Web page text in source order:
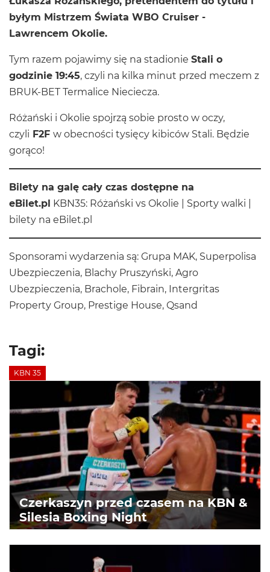
byłym Mistrzem Świata WBO Cruiser -
Lawrencem Okolie.
Tym razem pojawimy się na stadionie Stali o
godzinie 19:45, czyli na kilka minut przed meczem z
BRUK-BET Termalice Nieciecza.
Różański i Okolie spojrzą sobie prosto w oczy,
czyli F2F w obecności tysięcy kibiców Stali. Będzie
gorąco!
Bilety na galę cały czas dostępne na
eBilet.pl
KBN35: Różański vs Okolie | Sporty walki |
bilety na eBilet.pl
Sponsorami wydarzenia są: Grupa MAK, Superpolisa
Ubezpieczenia, Blachy Pruszyński, Agro
Ubezpieczenia, Brachole, Fibrain, Intergritas
Property Group, Prestige House, Qsand
Tagi:
KBN 35
Czerkaszyn przed czasem na KBN &
Silesia Boxing Night